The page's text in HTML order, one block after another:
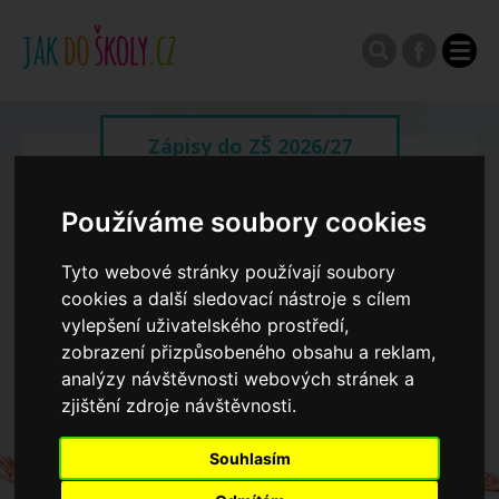
Používáme soubory cookies
Tyto webové stránky používají soubory
cookies a další sledovací nástroje s cílem
vylepšení uživatelského prostředí,
zobrazení přizpůsobeného obsahu a reklam,
analýzy návštěvnosti webových stránek a
zjištění zdroje návštěvnosti.
Souhlasím
Zápisy do ZŠ 2026/27
Výroční zprávy
Spádové oblasti ZŠ
Koncepce školství
Dny otevřených dveří ZŠ